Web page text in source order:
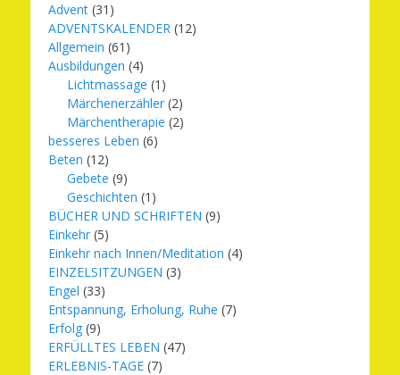
Advent (31)
ADVENTSKALENDER (12)
Allgemein (61)
Ausbildungen (4)
Lichtmassage (1)
Märchenerzähler (2)
Märchentherapie (2)
besseres Leben (6)
Beten (12)
Gebete (9)
Geschichten (1)
BÜCHER UND SCHRIFTEN (9)
Einkehr (5)
Einkehr nach Innen/Meditation (4)
EINZELSITZUNGEN (3)
Engel (33)
Entspannung, Erholung, Ruhe (7)
Erfolg (9)
ERFÜLLTES LEBEN (47)
ERLEBNIS-TAGE (7)